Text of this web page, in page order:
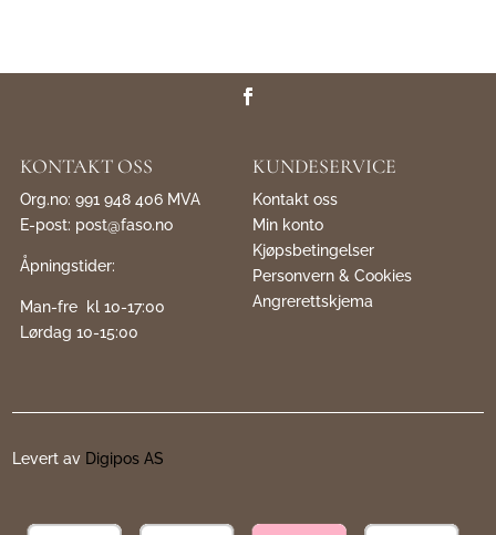
KONTAKT OSS
Org.no: 991 948 406 MVA
E-post: post@faso.no
Åpningstider:
Man-fre kl 10-17:00
Lørdag 10-15:00
KUNDESERVICE
Kontakt oss
Min konto
Kjøpsbetingelser
Personvern & Cookies
Angrerettskjema
Levert av Digipos AS